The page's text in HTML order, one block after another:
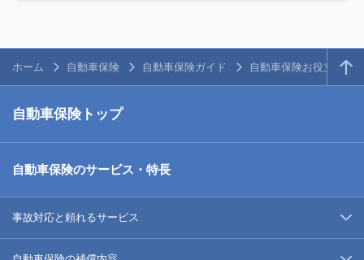
ホーム 自動車保険 自動車保険ガイド 自動車保険お役立ち情
自動車保険トップ
自動車保険のサービス・特長
事故対応と頼れるサービス